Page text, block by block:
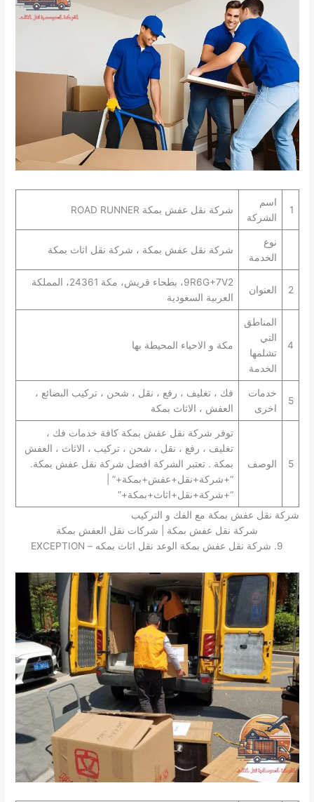
1
اسم
الشركة
شركة نقل عفش بمكة ROAD RUNNER
نوع
الخدمة
شركة نقل عفش بمكة ، شركة نقل اثاث بمكة
2 العنوان
9R6G+7V2، بطحاء قريش، مكة 24361، المملكة
العربية السعودية
4
المناطق
التي
تشلمها
الخدمة
مكة و الاحياء المحيطة بها
5
خدمات
اخرى
فك ، تغليف ، رفع ، نقل ، شحن ، تركيب البضائع ،
العفش ، الاثاث بمكة
5 الوصف
توفر شركة نقل عفش بمكة كافة خدمات فك ،
تغليف ، رفع ، نقل ، شحن ، تركيب ، الاثاث ، العفش
بمكة . تعتبر الشركة افضل شركة نقل عفش بمكة.
“+شركة+نقل+عفش+بمكة+” |
“+شركة+نقل+اثاث+بمكة+”
شركة نقل عفش بمكة مع الفك و التركيب
شركة نقل عفش بمكة | شركات نقل العفش بمكة
9. شركة نقل عفش بمكة الوعد نقل اثاث بمكه – EXCEPTION